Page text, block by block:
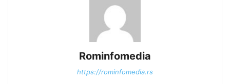
Rominfomedia
https://rominfomedia.rs